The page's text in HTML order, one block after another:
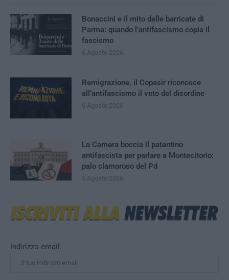
Indirizzo email:
Bonaccini e il mito delle barricate di
Parma: quando l’antifascismo copia il
fascismo
6 Agosto 2026
Remigrazione, il Copasir riconosce
all’antifascismo il veto del disordine
6 Agosto 2026
La Camera boccia il patentino
antifascista per parlare a Montecitorio:
palo clamoroso del Pd
5 Agosto 2026